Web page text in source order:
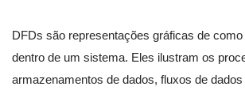
DFDs são representações gráficas de
dentro de um sistema. Eles ilustram os
armazenamentos de dados, fluxos de dados